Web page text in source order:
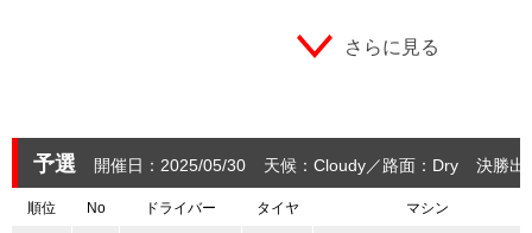
さらに見る
予選 開催日：2025/05/30 天候：Cloudy 路面：Dry 決勝出
順位 No ドライバー タイヤ マシン